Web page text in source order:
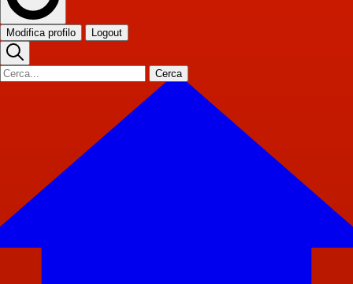
Modifica profilo Logout
Cerca